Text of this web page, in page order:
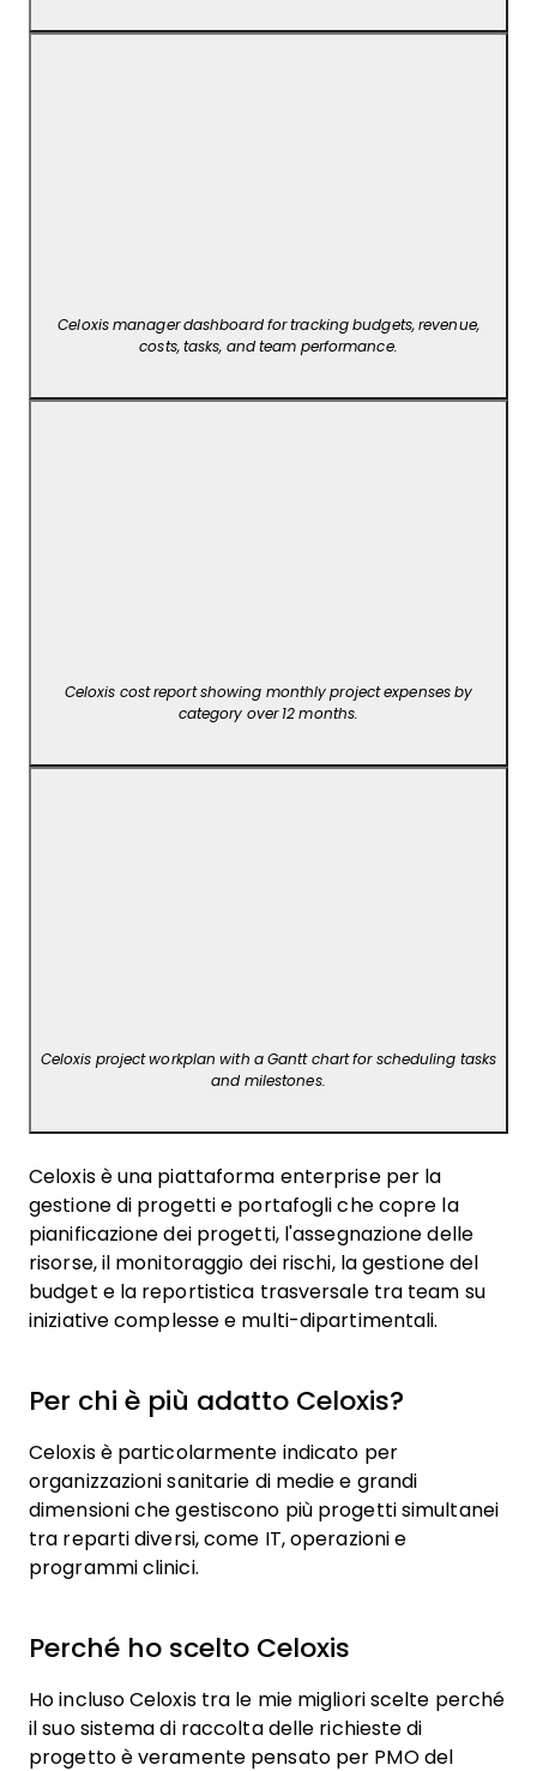
Celoxis manager dashboard for tracking budgets, revenue,
costs, tasks, and team performance.
Celoxis cost report showing monthly project expenses by
category over 12 months.
Celoxis project workplan with a Gantt chart for scheduling tasks
and milestones.
Celoxis è una piattaforma enterprise per la
gestione di progetti e portafogli che copre la
pianificazione dei progetti, l'assegnazione delle
risorse, il monitoraggio dei rischi, la gestione del
budget e la reportistica trasversale tra team su
iniziative complesse e multi-dipartimentali.
Per chi è più adatto Celoxis?
Celoxis è particolarmente indicato per
organizzazioni sanitarie di medie e grandi
dimensioni che gestiscono più progetti simultanei
tra reparti diversi, come IT, operazioni e
programmi clinici.
Perché ho scelto Celoxis
Ho incluso Celoxis tra le mie migliori scelte perché
il suo sistema di raccolta delle richieste di
progetto è veramente pensato per PMO del